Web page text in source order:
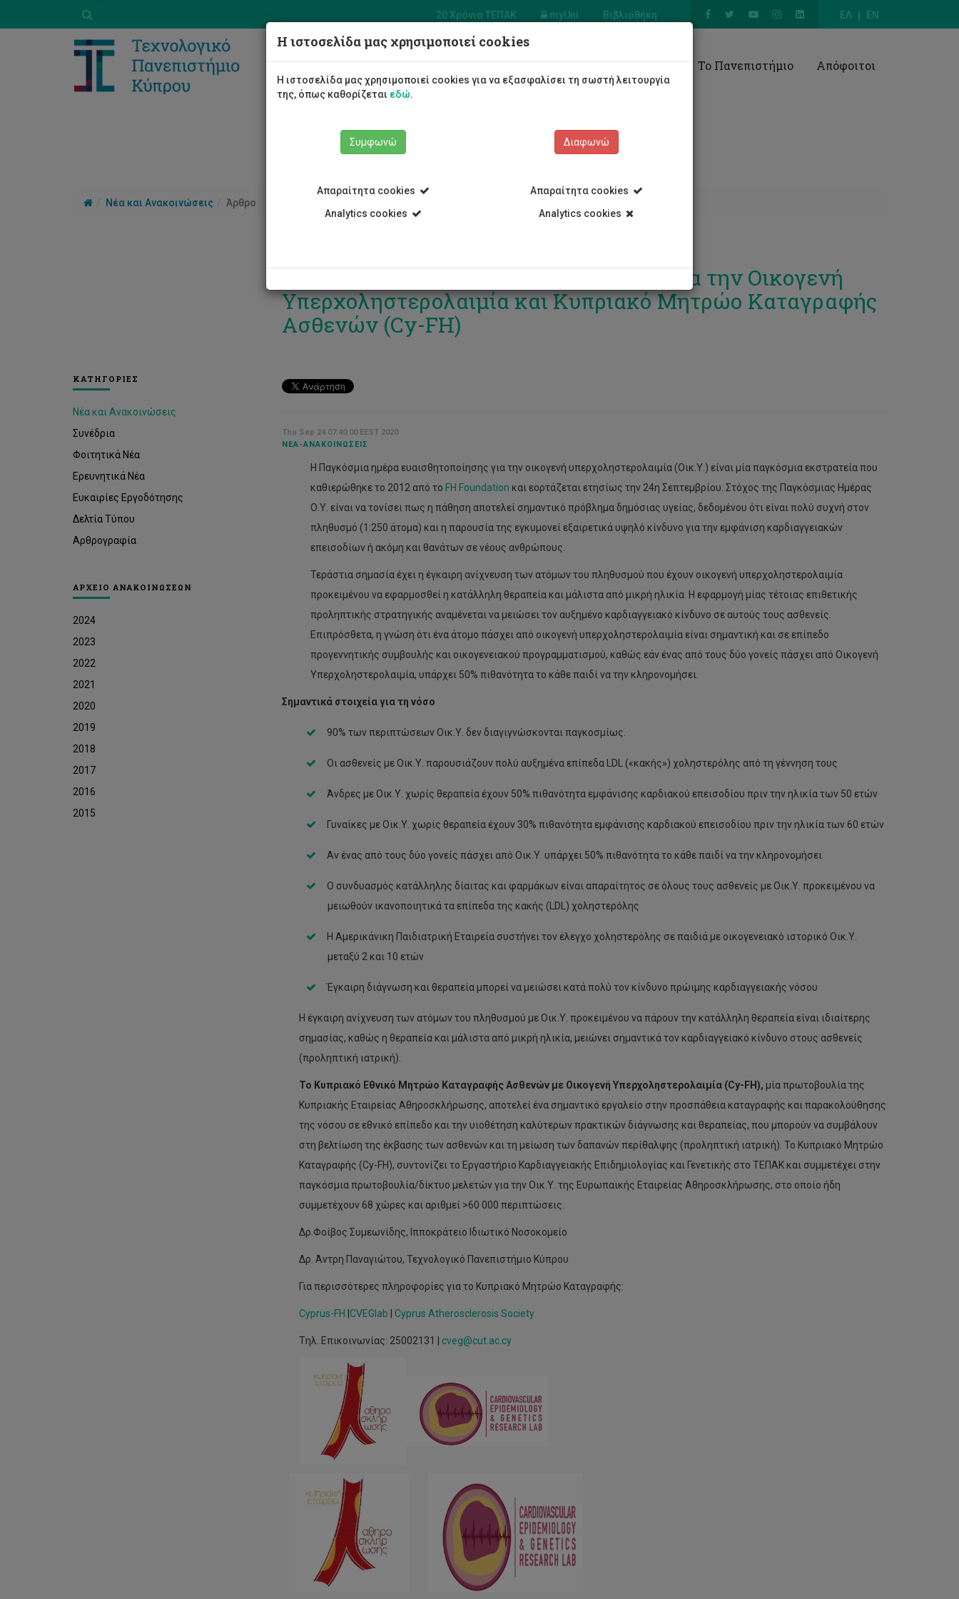
ΕΛ EN
20 Χρόνια ΤΕΠΑΚ myUni Βιβλιοθήκη
Φοιτητές/τριες Σπουδές Έρευνα Το Πανεπιστήμιο Απόφοιτοι
Νέα και Ανακοινώσεις Άρθρο
ΚΑΤΗΓΟΡΙΕΣ
Νέα και Ανακοινώσεις
Συνέδρια
Φοιτητικά Νέα
Ερευνητικά Νέα
Ευκαιρίες Εργοδότησης
Δελτία Τύπου
Αρθρογραφία
ΑΡΧΕΙΟ ΑΝΑΚΟΙΝΩΣΕΩΝ
2024
2023
2022
2021
2020
2019
2018
2017
2016
2015
Παγκόσμια Ημέρα Ευαισθητοποίησης για την Οικογενή
Υπερχοληστερολαιμία και Κυπριακό Μητρώο Καταγραφής
Ασθενών (Cy-FH)
Thu Sep 24 07:40:00 EEST 2020
ΝΈΑ-ΑΝΑΚΟΙΝΏΣΕΙΣ
Η Παγκόσμια ημέρα ευαισθητοποίησης για την οικογενή υπερχοληστερολαιμία (Οικ.Υ.) είναι μία παγκόσμια εκστρατεία που
καθιερώθηκε το 2012 από το FH Foundation και εορτάζεται ετησίως την 24η Σεπτεμβρίου. Στόχος της Παγκόσμιας Ημέρας
Ο.Υ. είναι να τονίσει πως η πάθηση αποτελεί σημαντικό πρόβλημα δημόσιας υγείας, δεδομένου ότι είναι πολύ συχνή στον
πληθυσμό (1:250 άτομα) και η παρουσία της εγκυμονεί εξαιρετικά υψηλό κίνδυνο για την εμφάνιση καρδιαγγειακών
επεισοδίων ή ακόμη και θανάτων σε νέους ανθρώπους.
Τεράστια σημασία έχει η έγκαιρη ανίχνευση των ατόμων του πληθυσμού που έχουν οικογενή υπερχοληστερολαιμία
προκειμένου να εφαρμοσθεί η κατάλληλη θεραπεία και μάλιστα από μικρή ηλικία. Η εφαρμογή μίας τέτοιας επιθετικής
προληπτικής στρατηγικής αναμένεται να μειώσει τον αυξημένο καρδιαγγειακό κίνδυνο σε αυτούς τους ασθενείς.
Επιπρόσθετα, η γνώση ότι ένα άτομο πάσχει από οικογενή υπερχοληστερολαιμία είναι σημαντική και σε επίπεδο
προγεννητικής συμβουλής και οικογενειακού προγραμματισμού, καθώς εάν ένας από τους δύο γονείς πάσχει από Οικογενή
Υπερχοληστερολαιμία, υπάρχει 50% πιθανότητα το κάθε παιδί να την κληρονομήσει.
Σημαντικά στοιχεία για τη νόσο
90% των περιπτώσεων Οικ.Υ. δεν διαγιγνώσκονται παγκοσμίως.
Οι ασθενείς με Οικ.Υ. παρουσιάζουν πολύ αυξημένα επίπεδα LDL («κακής») χοληστερόλης από τη γέννηση τους
Άνδρες με Οικ.Υ. χωρίς θεραπεία έχουν 50% πιθανότητα εμφάνισης καρδιακού επεισοδίου πριν την ηλικία των 50 ετών
Γυναίκες με Οικ.Υ. χωρίς θεραπεία έχουν 30% πιθανότητα εμφάνισης καρδιακού επεισοδίου πριν την ηλικία των 60 ετών
Αν ένας από τους δύο γονείς πάσχει από Οικ.Υ. υπάρχει 50% πιθανότητα το κάθε παιδί να την κληρονομήσει
Ο συνδυασμός κατάλληλης δίαιτας και φαρμάκων είναι απαραίτητος σε όλους τους ασθενείς με Οικ.Υ. προκειμένου να
μειωθούν ικανοποιητικά τα επίπεδα της κακής (LDL) χοληστερόλης
Η Αμερικάνικη Παιδιατρική Εταιρεία συστήνει τον έλεγχο χοληστερόλης σε παιδιά με οικογενειακό ιστορικό Οικ.Υ.
μεταξύ 2 και 10 ετών
Έγκαιρη διάγνωση και θεραπεία μπορεί να μειώσει κατά πολύ τον κίνδυνο πρώιμης καρδιαγγειακής νόσου
Η έγκαιρη ανίχνευση των ατόμων του πληθυσμού με Οικ.Υ. προκειμένου να πάρουν την κατάλληλη θεραπεία είναι ιδιαίτερης
σημασίας, καθώς η θεραπεία και μάλιστα από μικρή ηλικία, μειώνει σημαντικά τον καρδιαγγειακό κίνδυνο στους ασθενείς
(προληπτική ιατρική).
Το Κυπριακό Εθνικό Μητρώο Καταγραφής Ασθενών με Οικογενή Υπερχοληστερολαιμία (Cy-FH), μία πρωτοβουλία της
Κυπριακής Εταιρείας Αθηροσκλήρωσης, αποτελεί ένα σημαντικό εργαλείο στην προσπάθεια καταγραφής και παρακολούθησης
της νόσου σε εθνικό επίπεδο και την υιοθέτηση καλύτερων πρακτικών διάγνωσης και θεραπείας, που μπορούν να συμβάλουν
στη βελτίωση της έκβασης των ασθενών και τη μείωση των δαπανών περίθαλψης (προληπτική ιατρική). Το Κυπριακό Μητρώο
Καταγραφής (Cy-FH), συντονίζει το Εργαστήριο Καρδιαγγειακής Επιδημιολογίας και Γενετικής στο ΤΕΠΑΚ και συμμετέχει στην
παγκόσμια πρωτοβουλία/δίκτυο μελετών για την Οικ.Υ. της Ευρωπαϊκής Εταιρείας Αθηροσκλήρωσης, στο οποίο ήδη
συμμετέχουν 68 χώρες και αριθμεί >60 000 περιπτώσεις.
Δρ.Φοίβος Συμεωνίδης, Ιπποκράτειο Ιδιωτικό Νοσοκομείο
Δρ. Άντρη Παναγιώτου, Τεχνολογικό Πανεπιστήμιο Κύπρου
Για περισσότερες πληροφορίες για το Κυπριακό Μητρώο Καταγραφής:
Cyprus-FH CVEGlab Cyprus Atherosclerosis Society
Tηλ. Επικοινωνίας: 25002131 | cveg@cut.ac.cy
Παραδόθηκαν
πρώτα
180
Η ιστοσελίδα μας χρησιμοποιεί cookies
Η ιστοσελίδα μας χρησιμοποιεί cookies για να εξασφαλίσει τη σωστή λειτουργία
της, όπως καθορίζεται εδώ.
Συμφωνώ
Απαραίτητα cookies
Analytics cookies
Διαφωνώ
Απαραίτητα cookies
Analytics cookies